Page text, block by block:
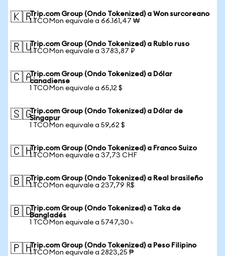
🇰🇷Trip.com Group (Ondo Tokenized) a Won surcoreano
1 TCOMon equivale a 66.161,47 ₩
🇷🇺Trip.com Group (Ondo Tokenized) a Rublo ruso
1 TCOMon equivale a 3783,87 ₽
🇨🇦Trip.com Group (Ondo Tokenized) a Dólar
canadiense
1 TCOMon equivale a 65,12 $
🇸🇬Trip.com Group (Ondo Tokenized) a Dólar de
Singapur
1 TCOMon equivale a 59,62 $
🇨🇭Trip.com Group (Ondo Tokenized) a Franco Suizo
1 TCOMon equivale a 37,73 CHF
🇧🇷Trip.com Group (Ondo Tokenized) a Real brasileño
1 TCOMon equivale a 237,79 R$
🇧🇩Trip.com Group (Ondo Tokenized) a Taka de
Bangladés
1 TCOMon equivale a 5747,30 ৳
🇵🇭Trip.com Group (Ondo Tokenized) a Peso Filipino
1 TCOMon equivale a 2823,25 ₱